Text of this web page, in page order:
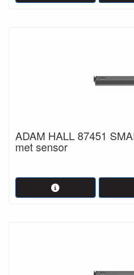
ADAM HALL 87451
met sensor